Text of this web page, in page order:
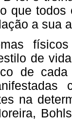
que
a sua
de
de
na